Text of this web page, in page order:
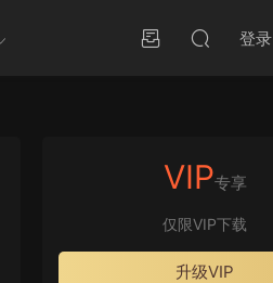
登录
VIP专享
仅限VIP下载
升级VIP